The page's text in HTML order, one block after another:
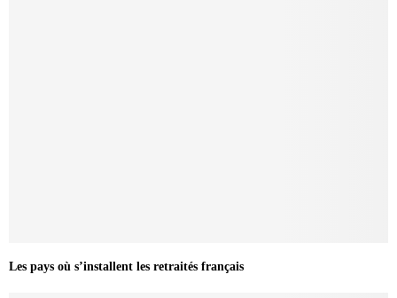
Les pays où s’installent les retraités français